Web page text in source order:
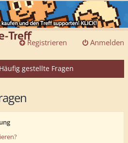
Anmelden
Registrieren
Häufig gestellte Fragen